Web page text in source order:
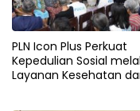
PLN Icon Plus Perkuat
Kepedulian Sosial
Layanan Kesehatan